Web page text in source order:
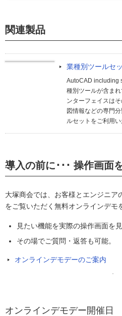
関連製品
業種別ツールセ
AutoCAD including
種別ツールが含ま
ンターフェイスは
図情報などの専門
ルセットをご利用い
導入の前に･･･ 操作画面
大塚商会では、お客様とエンジニア
をご覧いただく無料オンラインデモ
見たい機能を実際の操作画面を
その場でご質問・返答も可能。
オンラインデモデーのご案内
オンラインデモデー開催日